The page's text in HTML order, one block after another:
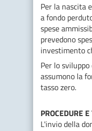
Per la nascita
a fondo
spese
prevedono
investimento
Per lo
assumono la
tasso zero.
PROCEDURE
L'invio della